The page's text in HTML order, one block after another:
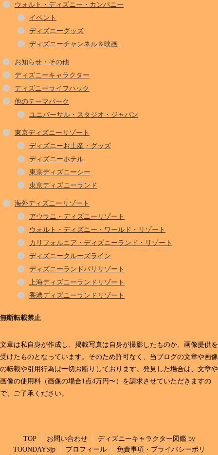
ウォルト・ディズニー・カンパニー
イベント
ディズニーグッズ
ディズニーチャンネル＆映画
お知らせ・その他
ディズニーキャラクター
ディズニーライフハック
他のテーマパーク
ユニバーサル・スタジオ・ジャパン
東京ディズニーリゾート
ディズニーお土産・グッズ
ディズニーホテル
東京ディズニーシー
東京ディズニーランド
海外ディズニーリゾート
アウラニ・ディズニーリゾート
ウォルト・ディズニー・ワールド・リゾート
カリフォルニア・ディズニーランド・リゾート
ディズニークルーズライン
ディズニーランドパリリゾート
上海ディズニーランドリゾート
香港ディズニーランドリゾート
無断転載禁止
文章は私自身が作成し、掲載写真は自身が撮影したものか、画像提供を
受けたものとなっています。そのため許可なく、当ブログの文章や画像
の転載や引用行為は一切お断りしております。発見した場合は、文章や
画像の使用料（画像の場合1点4万円〜）を請求させていただきますの
で、ご了承ください。
TOP お問い合わせ
ディズニーキャラクター図鑑 by
TOONDAYSjp
プロフィール 免責事項・プライバシーポリ